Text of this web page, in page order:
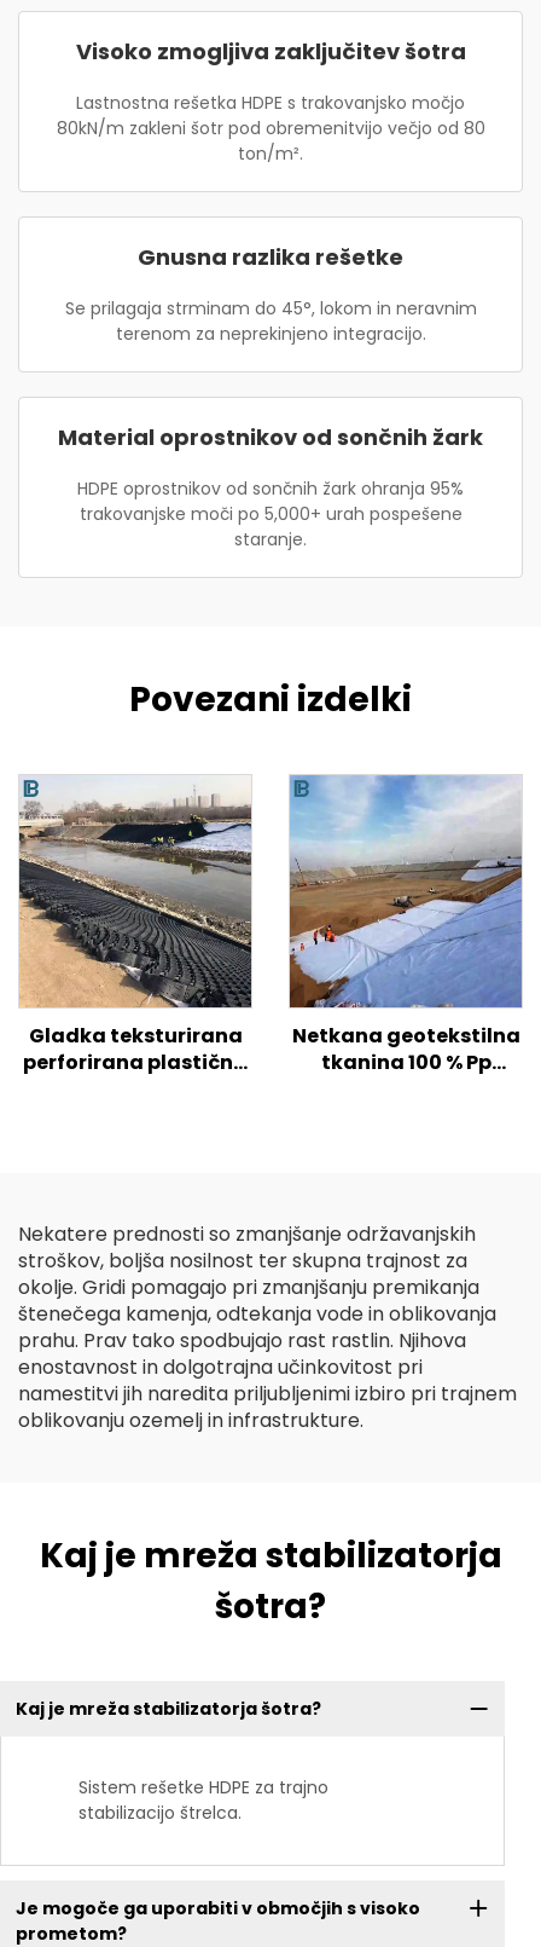
Visoko zmogljiva zaključitev šotra
Lastnostna rešetka HDPE s trakovanjsko močjo
80kN/m zakleni šotr pod obremenitvijo večjo od 80
ton/m².
Gnusna razlika rešetke
Se prilagaja strminam do 45°, lokom in neravnim
terenom za neprekinjeno integracijo.
Material oprostnikov od sončnih žark
HDPE oprostnikov od sončnih žark ohranja 95%
trakovanjske moči po 5,000+ urah pospešene
staranje.
Povezani izdelki
Gladka teksturirana
perforirana plastična
Netkana geotekstilna
tkanina 100 % Pp
Nekatere prednosti so zmanjšanje održavanjskih
stroškov, boljša nosilnost ter skupna trajnost za
okolje. Gridi pomagajo pri zmanjšanju premikanja
štenečega kamenja, odtekanja vode in oblikovanja
prahu. Prav tako spodbujajo rast rastlin. Njihova
enostavnost in dolgotrajna učinkovitost pri
namestitvi jih naredita priljubljenimi izbiro pri trajnem
oblikovanju ozemelj in infrastrukture.
Kaj je mreža stabilizatorja
šotra?
Kaj je mreža stabilizatorja šotra?
Sistem rešetke HDPE za trajno
stabilizacijo štrelca.
Je mogoče ga uporabiti v območjih s visoko
prometom?